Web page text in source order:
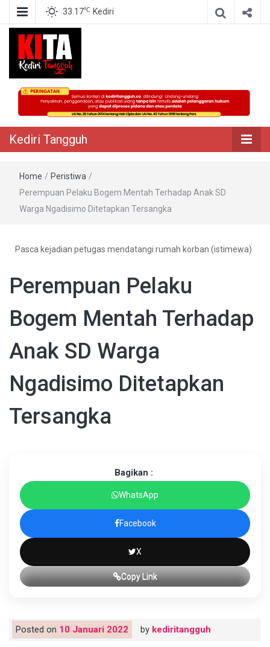
33.17℃ Kediri
Kediri Tangguh
Berita Akurat Terpercaya
Kediri Tangguh
Home / Peristiwa /
Perempuan Pelaku Bogem Mentah Terhadap Anak SD
Warga Ngadisimo Ditetapkan Tersangka
Pasca kejadian petugas mendatangi rumah korban (istimewa)
Perempuan Pelaku
Bogem Mentah Terhadap
Anak SD Warga
Ngadisimo Ditetapkan
Tersangka
Bagikan :
WhatsApp
Facebook
X
Copy Link
Posted on 10 Januari 2022 by kediritangguh